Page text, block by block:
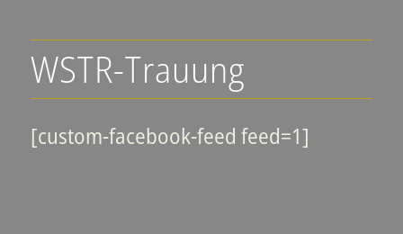
WSTR-Trauung
[custom-facebook-feed feed=1]